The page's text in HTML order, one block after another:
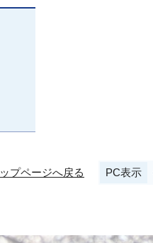
プページへ戻る PC表示